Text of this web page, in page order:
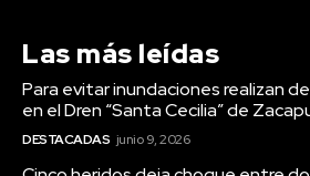
Las más leídas
Para evitar inundaciones realizan
en el Dren “Santa Cecilia” de
DESTACADAS junio 9, 2026